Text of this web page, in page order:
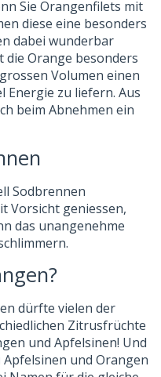
Sie Orangenfilets mit
diese eine besonders
dabei wunderbar
Orange besonders
Volumen einen
Energie zu liefern. Aus
beim Abnehmen ein
Sodbrennen
Vorsicht geniessen,
das unangenehme
dürfte vielen der
Zitrusfrüchte
und Apfelsinen! Und
und Orangen